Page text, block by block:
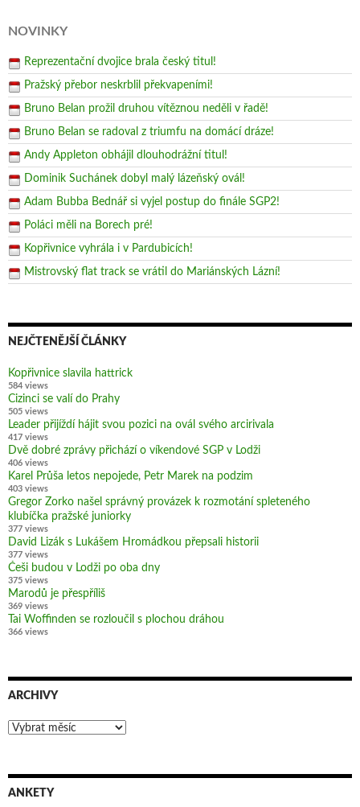
NOVINKY
Reprezentační dvojice brala český titul!
Pražský přebor neskrblil překvapeními!
Bruno Belan prožil druhou vítěznou neděli v řadě!
Bruno Belan se radoval z triumfu na domácí dráze!
Andy Appleton obhájil dlouhodrážní titul!
Dominik Suchánek dobyl malý lázeňský ovál!
Adam Bubba Bednář si vyjel postup do finále SGP2!
Poláci měli na Borech pré!
Kopřivnice vyhrála i v Pardubicích!
Mistrovský flat track se vrátil do Mariánských Lázní!
NEJČTENĚJŠÍ ČLÁNKY
Kopřivnice slavila hattrick
584 views
Cizinci se valí do Prahy
505 views
Leader přijíždí hájit svou pozici na ovál svého arcirivala
417 views
Dvě dobré zprávy přichází o víkendové SGP v Lodži
406 views
Karel Průša letos nepojede, Petr Marek na podzim
403 views
Gregor Zorko našel správný provázek k rozmotání spleteného
klubíčka pražské juniorky
377 views
David Lizák s Lukášem Hromádkou přepsali historii
377 views
Češi budou v Lodži po oba dny
375 views
Marodů je přespříliš
369 views
Tai Woffinden se rozloučil s plochou dráhou
366 views
ARCHIVY
Archivy
ANKETY